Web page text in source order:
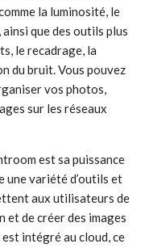
la luminosité, le
que des outils plus
le recadrage, la
du bruit. Vous pouvez
vos photos,
sur les réseaux
est sa puissance
une variété d’outils et
aux utilisateurs de
de créer des images
intégré au cloud, ce